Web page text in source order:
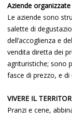
Aziende organizzate
Le aziende sono
salette di
dell’accoglienza e
vendita diretta dei
agrituristiche; sono
fasce di prezzo, e
VIVERE IL
Pranzi e cene,